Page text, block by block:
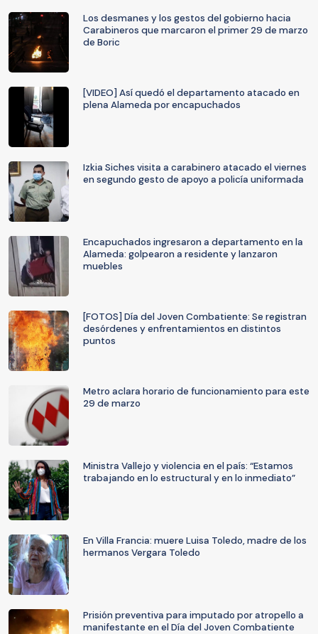
Los desmanes y los gestos del gobierno hacia
Carabineros que marcaron el primer 29 de marzo
de Boric
[VIDEO] Así quedó el departamento atacado en
plena Alameda por encapuchados
Izkia Siches visita a carabinero atacado el viernes
en segundo gesto de apoyo a policía uniformada
Encapuchados ingresaron a departamento en la
Alameda: golpearon a residente y lanzaron
muebles
[FOTOS] Día del Joven Combatiente: Se registran
desórdenes y enfrentamientos en distintos
puntos
Metro aclara horario de funcionamiento para este
29 de marzo
Ministra Vallejo y violencia en el país: “Estamos
trabajando en lo estructural y en lo inmediato”
En Villa Francia: muere Luisa Toledo, madre de los
hermanos Vergara Toledo
Prisión preventiva para imputado por atropello a
manifestante en el Día del Joven Combatiente